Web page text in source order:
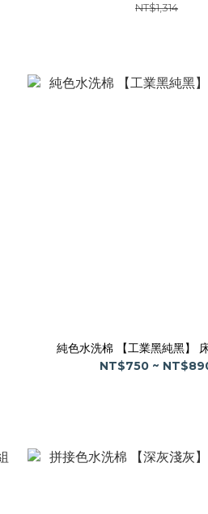
NT$1,314
純色水洗棉 【工業黑純黑】
NT$750 ~